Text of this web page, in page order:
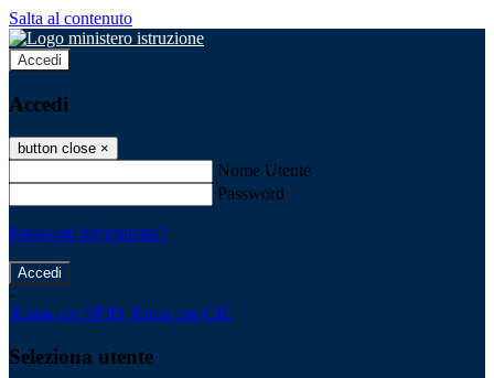
Salta al contenuto
Accedi
Accedi
button close ×
Nome Utente
Password
Password dimenticata?
-
Entra con SPID Entra con CIE
Seleziona utente